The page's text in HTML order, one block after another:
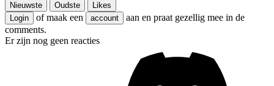
Nieuwste Oudste
Likes
Login
of maak een account
aan en praat gezellig mee in de
comments.
Er zijn nog geen reacties